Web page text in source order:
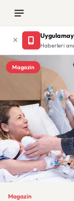
Haberleri
Magazin
Magazin